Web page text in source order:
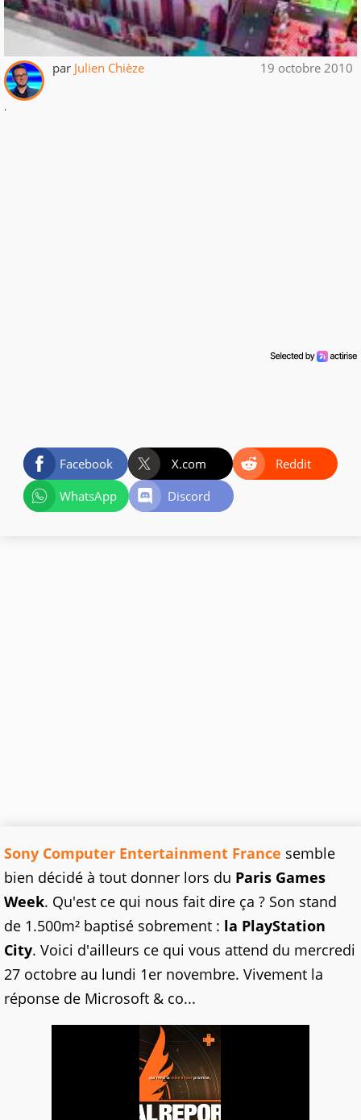
par Julien Chièze 19 octobre 2010
.
Facebook X.com
Reddit
WhatsApp
Discord
Sony Computer Entertainment France semble
bien décidé à tout donner lors du Paris Games
Week. Qu'est ce qui nous fait dire ça ? Son stand
de 1.500m² baptisé sobrement : la PlayStation
City. Voici d'ailleurs ce qui vous attend du mercredi
27 octobre au lundi 1er novembre. Vivement la
réponse de Microsoft & co...